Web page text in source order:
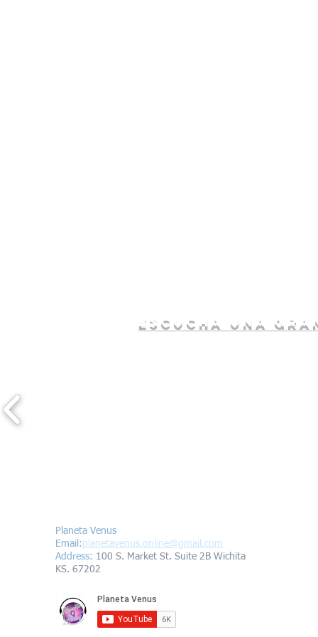
escucha una
Planeta Venus
Email:planetavenus.online@gmail.com
Address: 100 S. Market St. Suite 2B Wichita
KS. 67202